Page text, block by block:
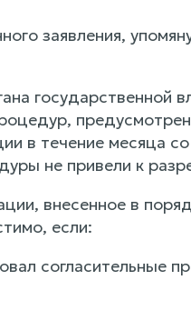
заявления,
государственной
в течение месяца
не привели к
внесенное в
если:
согласительные